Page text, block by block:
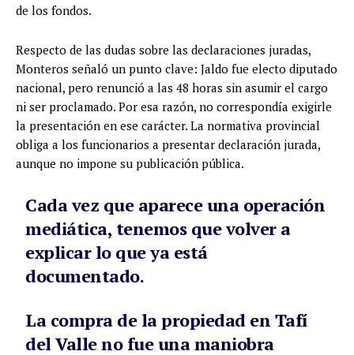
de los fondos.
Respecto de las dudas sobre las declaraciones juradas,
Monteros señaló un punto clave: Jaldo fue electo diputado
nacional, pero renunció a las 48 horas sin asumir el cargo
ni ser proclamado. Por esa razón, no correspondía exigirle
la presentación en ese carácter. La normativa provincial
obliga a los funcionarios a presentar declaración jurada,
aunque no impone su publicación pública.
Cada vez que aparece una operación
mediática, tenemos que volver a
explicar lo que ya está
documentado.
La compra de la propiedad en Tafí
del Valle no fue una maniobra